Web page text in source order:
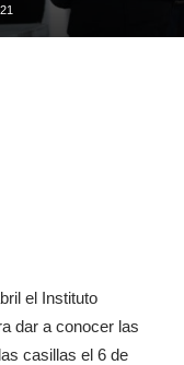
el Instituto
dar a conocer las
casillas el 6 de